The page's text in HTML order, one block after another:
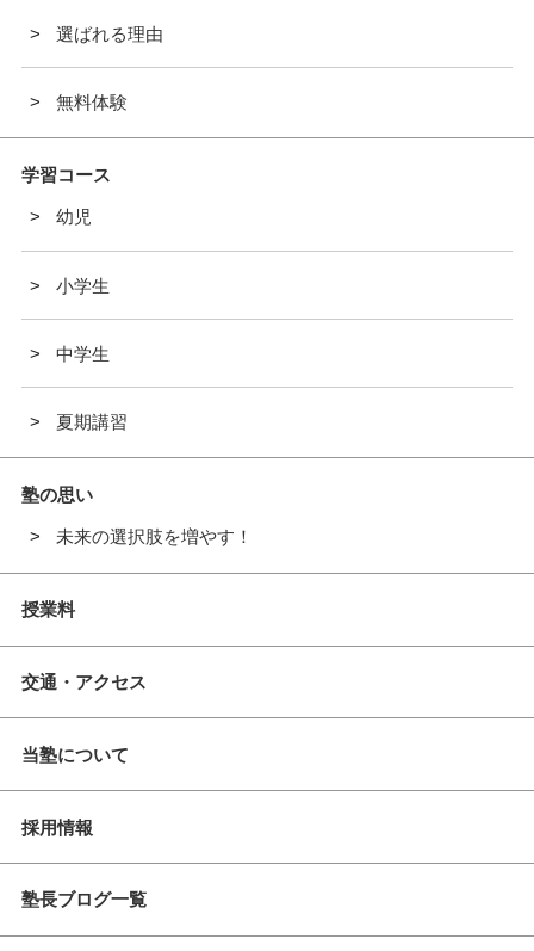
選ばれる理由
無料体験
学習コース
幼児
小学生
中学生
夏期講習
塾の思い
未来の選択肢を増やす！
授業料
交通・アクセス
当塾について
採用情報
塾長ブログ一覧